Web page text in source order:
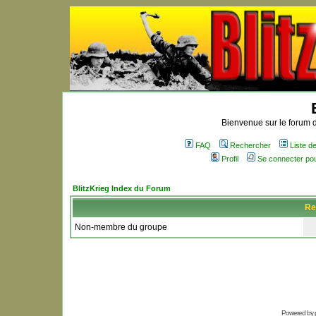
Bienvenue sur le forum
FAQ Rechercher
Liste
Profil
Se connecter
BlitzKrieg Index du Forum
Non-membre du groupe
Powered by